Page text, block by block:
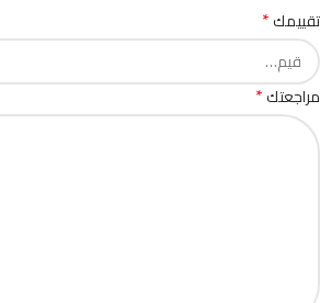
تقييمك*
مراجعتك*